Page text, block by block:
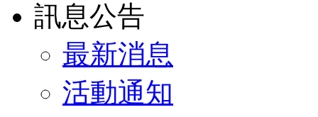
訊息公告
最新消息
活動通知